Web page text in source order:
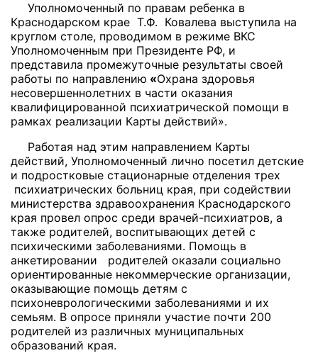
Уполномоченный по правам ребенка в
Краснодарском крае Т.Ф. Ковалева выступила на
круглом столе, проводимом в режиме ВКС
Уполномоченным при Президенте РФ, и
представила промежуточные результаты своей
работы по направлению «Охрана здоровья
несовершеннолетних в части оказания
квалифицированной психиатрической помощи в
рамках реализации Карты действий».
Работая над этим направлением Карты
действий, Уполномоченный лично посетил детские
и подростковые стационарные отделения трех
психиатрических больниц края, при содействии
министерства здравоохранения Краснодарского
края провел опрос среди врачей-психиатров, а
также родителей, воспитывающих детей с
психическими заболеваниями. Помощь в
анкетировании родителей оказали социально
ориентированные некоммерческие организации,
оказывающие помощь детям с
психоневрологическими заболеваниями и их
семьям. В опросе приняли участие почти 200
родителей из различных муниципальных
образований края.